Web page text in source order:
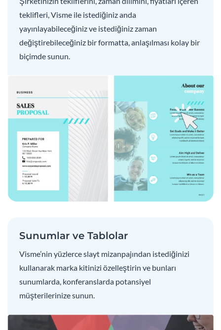
teklifleri, Visme ile istediğiniz anda
yayınlayabileceğiniz ve istediğiniz zaman
değiştirebileceğiniz bir formatta, anlaşılması kolay bir
biçimde sunun.
Sunumlar ve Tablolar
Visme’nin yüzlerce slayt mizanpajından istediğinizi
kullanarak marka kitinizi özelleştirin ve bunları
sunumlarda, konferanslarda potansiyel
müşterilerinize sunun.